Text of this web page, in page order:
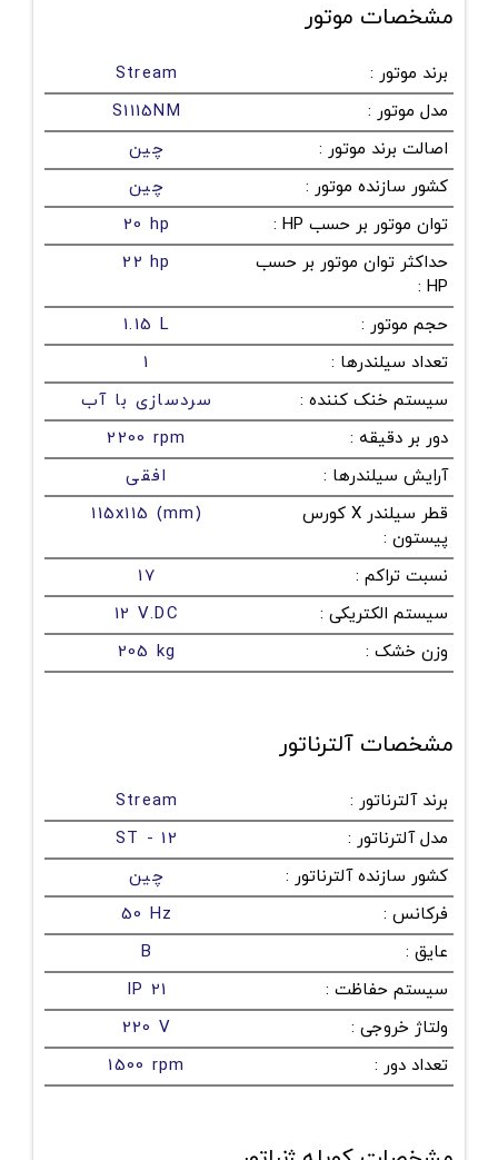
مشخصات موتور
برند موتور :
Stream
مدل موتور :
S1115NM
اصالت برند موتور :
چین
کشور سازنده موتور :
چین
توان موتور بر حسب HP
:
20 hp
حداکثر توان موتور بر حسب
HP
:
22 hp
حجم موتور :
1.15 L
تعداد سیلندرها :
1
سیستم خنک کننده :
سردسازی با آب
دور بر دقیقه :
2200 rpm
آرایش سیلندرها :
افقی
قطر سیلندر X کورس
پیستون :
115x115 (mm)
نسبت تراکم :
17
سیستم الکتریکی :
12 V.DC
وزن خشک :
205 kg
مشخصات آلترناتور
برند آلترناتور :
Stream
مدل آلترناتور :
ST - 12
کشور سازنده آلترناتور :
چین
فرکانس :
50 Hz
عایق :
B
سیستم حفاظت :
IP 21
ولتاژ خروجی :
220 V
تعداد دور :
1500 rpm